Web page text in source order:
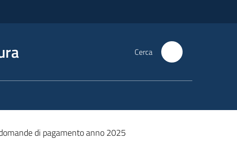
Cerca
di pagamento anno 2025